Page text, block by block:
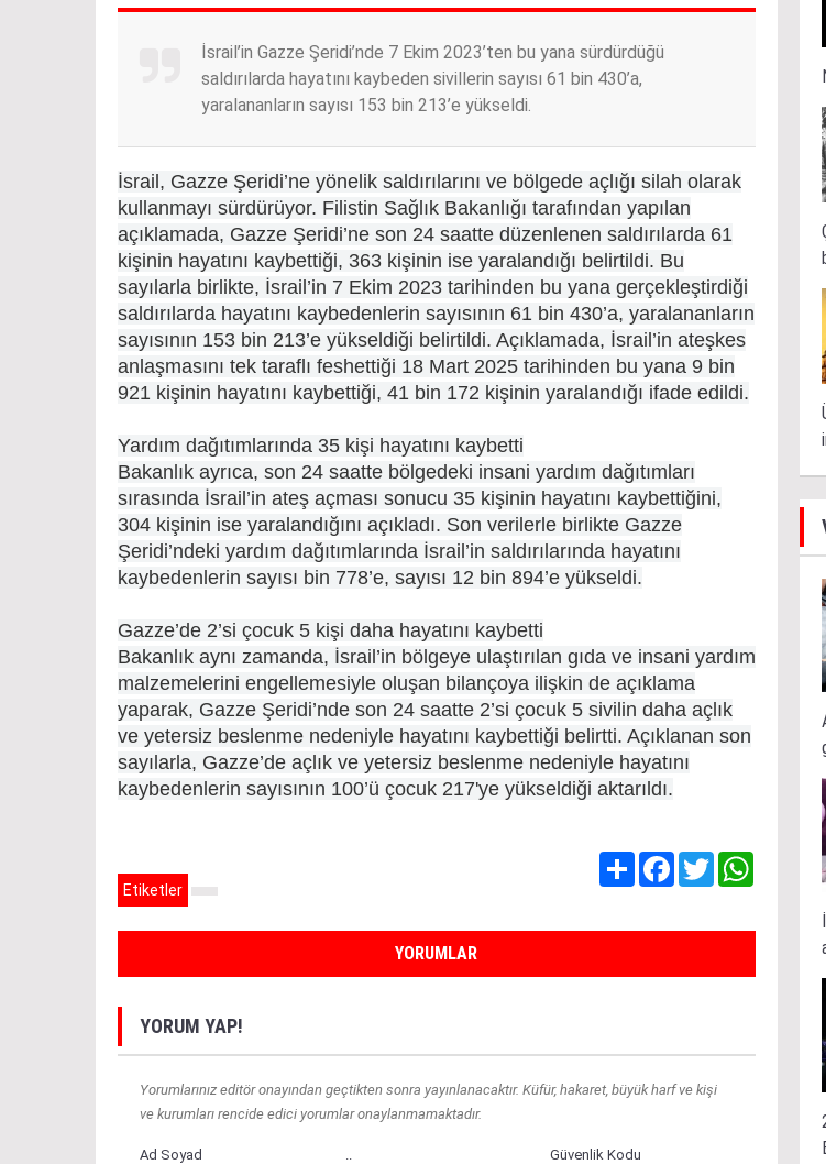
İsrail’in Gazze Şeridi’nde 7 Ekim 2023’ten bu yana sürdürdüğü
saldırılarda hayatını kaybeden sivillerin sayısı 61 bin 430’a,
yaralananların sayısı 153 bin 213’e yükseldi.
İsrail, Gazze Şeridi’ne yönelik saldırılarını ve bölgede açlığı silah olarak
kullanmayı sürdürüyor. Filistin Sağlık Bakanlığı tarafından yapılan
açıklamada, Gazze Şeridi’ne son 24 saatte düzenlenen saldırılarda 61
kişinin hayatını kaybettiği, 363 kişinin ise yaralandığı belirtildi. Bu
sayılarla birlikte, İsrail’in 7 Ekim 2023 tarihinden bu yana gerçekleştirdiği
saldırılarda hayatını kaybedenlerin sayısının 61 bin 430’a, yaralananların
sayısının 153 bin 213’e yükseldiği belirtildi. Açıklamada, İsrail’in ateşkes
anlaşmasını tek taraflı feshettiği 18 Mart 2025 tarihinden bu yana 9 bin
921 kişinin hayatını kaybettiği, 41 bin 172 kişinin yaralandığı ifade edildi.
Yardım dağıtımlarında 35 kişi hayatını kaybetti
Bakanlık ayrıca, son 24 saatte bölgedeki insani yardım dağıtımları
sırasında İsrail’in ateş açması sonucu 35 kişinin hayatını kaybettiğini,
304 kişinin ise yaralandığını açıkladı. Son verilerle birlikte Gazze
Şeridi’ndeki yardım dağıtımlarında İsrail’in saldırılarında hayatını
kaybedenlerin sayısı bin 778’e, sayısı 12 bin 894’e yükseldi.
Gazze’de 2’si çocuk 5 kişi daha hayatını kaybetti
Bakanlık aynı zamanda, İsrail’in bölgeye ulaştırılan gıda ve insani yardım
malzemelerini engellemesiyle oluşan bilançoya ilişkin de açıklama
yaparak, Gazze Şeridi’nde son 24 saatte 2’si çocuk 5 sivilin daha açlık
ve yetersiz beslenme nedeniyle hayatını kaybettiği belirtti. Açıklanan son
sayılarla, Gazze’de açlık ve yetersiz beslenme nedeniyle hayatını
kaybedenlerin sayısının 100’ü çocuk 217'ye yükseldiği aktarıldı.
Share Facebook
TwitterWhatsApp
Etiketler
YORUMLAR
YORUM YAP!
Yorumlarınız editör onayından geçtikten sonra yayınlanacaktır. Küfür, hakaret, büyük harf ve kişi
ve kurumları rencide edici yorumlar onaylanmamaktadır.
Ad Soyad Güvenlik Kodu